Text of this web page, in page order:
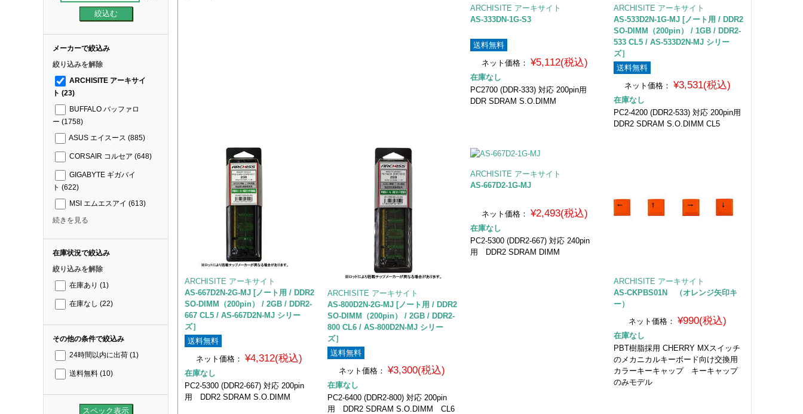
メーカーで絞込み
絞り込みを解除
ARCHISITE アーキサイ
ト (23)
BUFFALO バッファロ
ー (1758)
ASUS エイスース (885)
CORSAIR コルセア (648)
GIGABYTE ギガバイ
ト (622)
MSI エムエスアイ (613)
続きを見る
在庫状況で絞込み
絞り込みを解除
在庫あり (1)
在庫なし (22)
その他の条件で絞込み
24時間以内に出荷 (1)
送料無料 (10)
ARCHISITE アーキサイト
AS-333DN-1G-S3
送料無料
ネット価格：
¥5,112(税込)
在庫なし
PC2700 (DDR-333) 対応 200pin用
DDR SDRAM S.O.DIMM
ARCHISITE アーキサイト
AS-533D2N-1G-MJ [ノート用 / DDR2
SO-DIMM（200pin） / 1GB / DDR2-
533 CL5 / AS-533D2N-MJ シリー
ズ］
送料無料
ネット価格：
¥3,531(税込)
在庫なし
PC2-4200 (DDR2-533) 対応 200pin用
DDR2 SDRAM S.O.DIMM CL5
ARCHISITE アーキサイト
AS-667D2N-2G-MJ [ノート用 / DDR2
SO-DIMM（200pin） / 2GB / DDR2-
667 CL5 / AS-667D2N-MJ シリー
ズ］
送料無料
ネット価格： ¥4,312(税込)
在庫なし
PC2-5300 (DDR2-667) 対応 200pin
用 DDR2 SDRAM S.O.DIMM
ARCHISITE アーキサイト
AS-800D2N-2G-MJ [ノート用 / DDR2
SO-DIMM（200pin） / 2GB / DDR2-
800 CL6 / AS-800D2N-MJ シリー
ズ］
送料無料
ネット価格： ¥3,300(税込)
在庫なし
PC2-6400 (DDR2-800) 対応 200pin
用 DDR2 SDRAM S.O.DIMM CL6
ARCHISITE アーキサイト
AS-667D2-1G-MJ
ネット価格： ¥2,493(税込)
在庫なし
PC2-5300 (DDR2-667) 対応 240pin
用 DDR2 SDRAM DIMM
ARCHISITE アーキサイト
AS-CKPBS01N （オレンジ矢印キ
ー）
ネット価格：
¥990(税込)
在庫なし
PBT樹脂採用 CHERRY MXスイッチ
のメカニカルキーボード向け交換用
カラーキーキャップ キーキャップ
のみモデル